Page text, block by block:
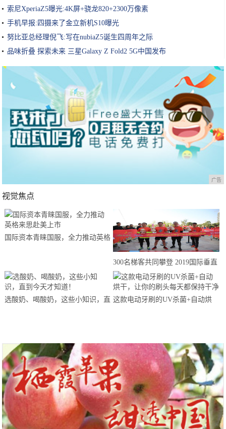
索尼XperiaZ5曝光:4K屏+骁龙820+2300万像素
手机早报:四摄来了金立新机S10曝光
努比亚总经理倪飞:写在nubiaZ5诞生四周年之际
品味折叠 探索未来 三星Galaxy Z Fold2 5G中国发布
广告
视觉焦点
国际资本青睐国服，全力推动英格
300名梯客共同攀登 2019国际垂直
马拉松超级精英赛顺德海骏达中心
站欢乐开跑
选酸奶、喝酸奶，这些小知识，直 这款电动牙刷的UV杀菌+自动烘